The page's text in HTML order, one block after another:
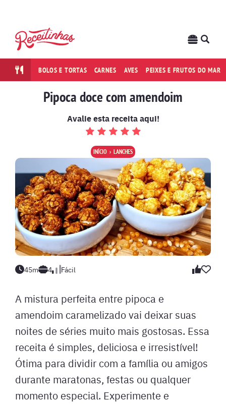
BOLOS E TORTAS CARNES AVES PEIXES E FRUTOS DO MAR
Pipoca doce com amendoim
Avalie esta receita aqui!
INÍCIO LANCHES
45m 4 Fácil
A mistura perfeita entre pipoca e
amendoim caramelizado vai deixar suas
noites de séries muito mais gostosas. Essa
receita é simples, deliciosa e irresistível!
Ótima para dividir com a família ou amigos
durante maratonas, festas ou qualquer
momento especial. Experimente e